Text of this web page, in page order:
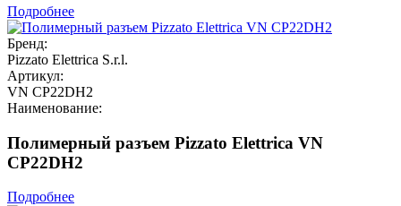
Подробнее
Бренд:
Pizzato Elettrica S.r.l.
Артикул:
VN CP22DH2
Наименование:
Полимерный разъем Pizzato Elettrica VN
CP22DH2
Подробнее